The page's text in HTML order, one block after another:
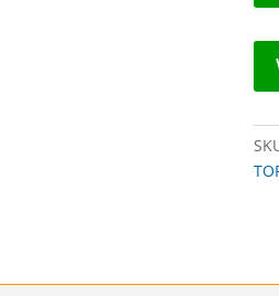
16x2
1/
##
455
##